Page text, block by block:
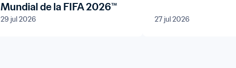
Mundial de la FIFA 2026™
29 jul 2026 27 jul 2026